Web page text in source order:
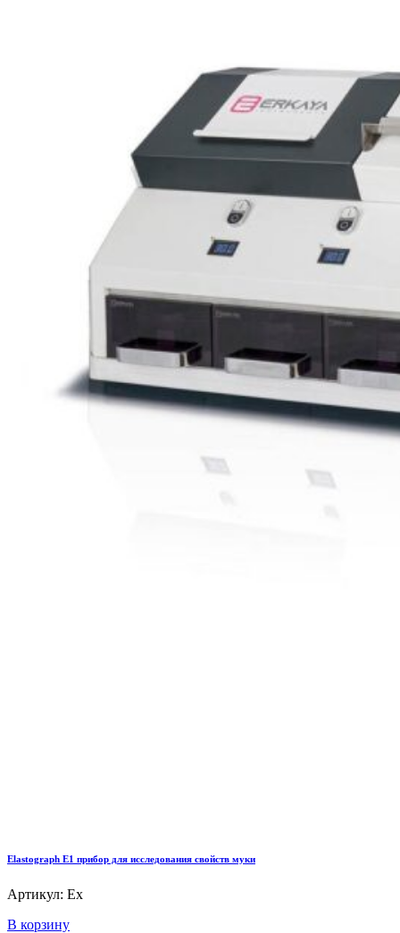
Elastograph E1 прибор для исследования свойств муки
Артикул: Ex
В корзину